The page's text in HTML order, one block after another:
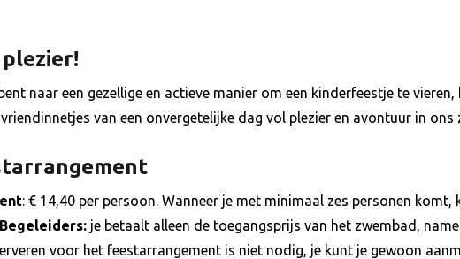
naar een gezellige en actieve manier om een kinderfeestje te
van een onvergetelijke dag vol plezier en avontuur in ons
: € 14,40 per persoon. Wanneer je met minimaal zes personen
Begeleiders: je betaalt alleen de toegangsprijs van het zwembad,
voor het feestarrangement is niet nodig, je kunt je gewoon